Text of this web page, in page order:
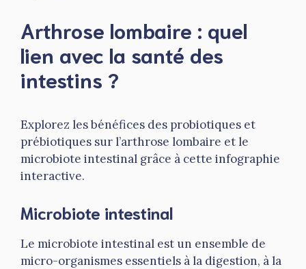
Arthrose lombaire : quel
lien avec la santé des
intestins ?
Explorez les bénéfices des probiotiques et
prébiotiques sur l’arthrose lombaire et le
microbiote intestinal grâce à cette infographie
interactive.
Microbiote intestinal
Le microbiote intestinal est un ensemble de
micro-organismes essentiels à la digestion, à la